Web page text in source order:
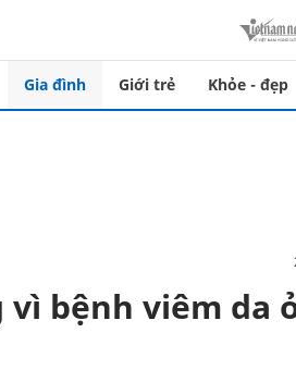
Gia đình Giới trẻ Khỏe - đẹp
bệnh viêm da